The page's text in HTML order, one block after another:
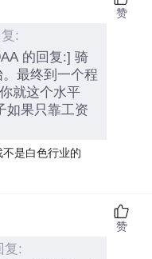
:
的回复:] 骑
最终到一个程
就这个水平
如果只靠工资
是白色行业的
赞
复:
赞